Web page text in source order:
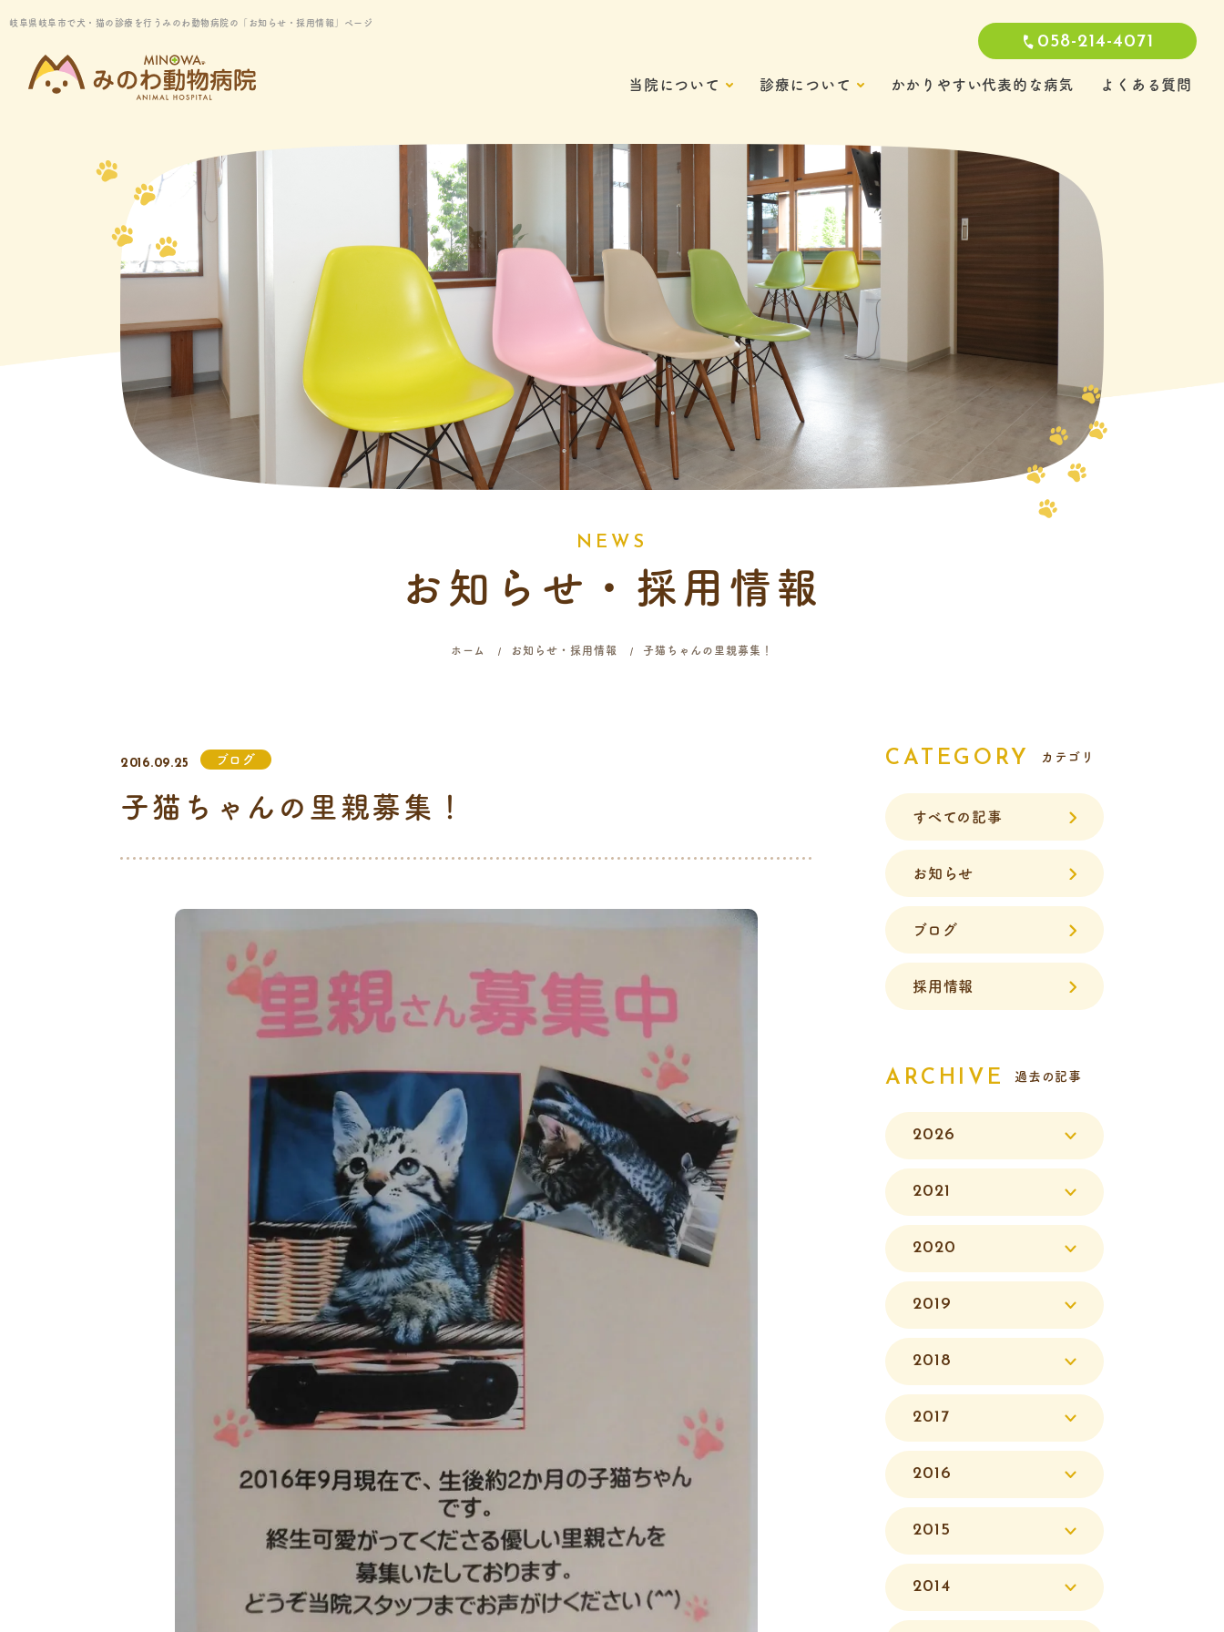
岐阜県岐阜市で犬・猫の診療を行うみのわ動物病院の「お知らせ・採用情報」ページ
058-214-4071
当院について 診療について かかりやすい代表的な病気 よくある質問
N E W S
お知らせ・採用情報
ホーム お知らせ・採用情報 子猫ちゃんの里親募集！
2016.09.25 ブログ
子猫ちゃんの里親募集！
CATEGORY カテゴリ
すべての記事
お知らせ
ブログ
採用情報
ARCHIVE 過去の記事
2026
2021
2020
2019
2018
2017
2016
2015
2014